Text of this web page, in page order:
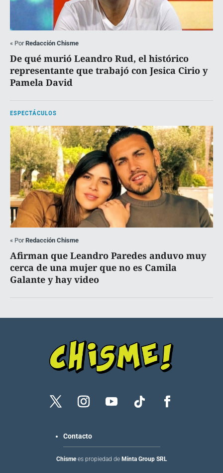
« PorRedacción Chisme
De qué murió Leandro Rud, el histórico
representante que trabajó con Jesica Cirio y
Pamela David
ESPECTÁCULOS
« PorRedacción Chisme
Afirman que Leandro Paredes anduvo muy
cerca de una mujer que no es Camila
Galante y hay video
Contacto
Chismees propiedad de Minta Group SRL